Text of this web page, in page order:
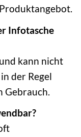
Infotasche
kann nicht
der Regel
Gebrauch.